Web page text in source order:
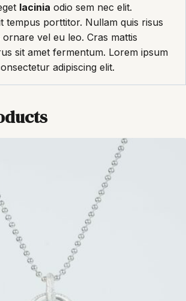
lacinia odio sem nec elit.
tempus porttitor. Nullam quis risus
vel eu leo. Cras mattis
sit amet fermentum. Lorem ipsum
adipiscing elit.